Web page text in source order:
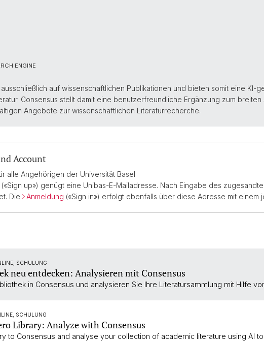
ENGINE
auf wissenschaftlichen Publikationen und bieten somit eine KI-
Consensus stellt damit eine benutzerfreundliche Ergänzung zum
Angebote zur wissenschaftlichen Literaturrecherche.
Account
alle Angehörigen der Universität Basel
(«Sign up») genügt eine Unibas-E-Mailadresse. Nach Eingabe des
Die
Anmeldung («Sign in») erfolgt ebenfalls über diese Adresse mit einem
SCHULUNG
neu entdecken: Analysieren mit Consensus
in Consensus und analysieren Sie Ihre Literatursammlung mit Hilfe
SCHULUNG
Library: Analyze with Consensus
to Consensus and analyse your collection of academic literature using AI